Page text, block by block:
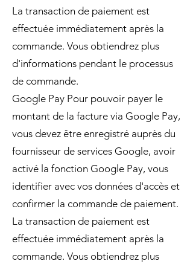
La transaction de paiement est
effectuée immédiatement après la
commande. Vous obtiendrez plus
d'informations pendant le processus
de commande.
Google Pay Pour pouvoir payer le
montant de la facture via Google Pay,
vous devez être enregistré auprès du
fournisseur de services Google, avoir
activé la fonction Google Pay, vous
identifier avec vos données d'accès et
confirmer la commande de paiement.
La transaction de paiement est
effectuée immédiatement après la
commande. Vous obtiendrez plus